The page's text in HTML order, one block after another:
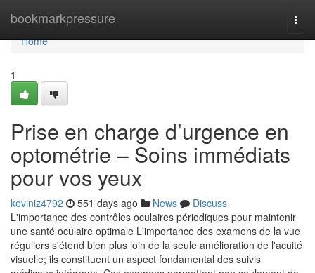
bookmarkpressure
Home
Home
1
Prise en charge d’urgence en
optométrie – Soins immédiats
pour vos yeux
keviniz4792 551 days ago News
Discuss
L'importance des contrôles oculaires périodiques pour maintenir
une santé oculaire optimale L'importance des examens de la vue
réguliers s'étend bien plus loin de la seule amélioration de l'acuité
visuelle; ils constituent un aspect fondamental des suivis